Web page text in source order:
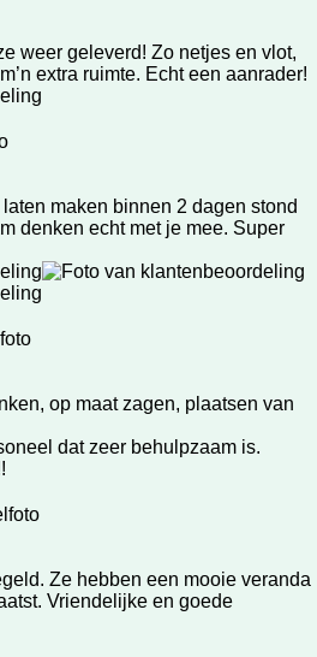
weer geleverd! Zo netjes en vlot,
extra ruimte. Echt een aanrader!
maken binnen 2 dagen stond
denken echt met je mee. Super
op maat zagen, plaatsen van
dat zeer behulpzaam is.
Ze hebben een mooie veranda
Vriendelijke en goede